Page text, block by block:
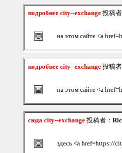
подробнее city--exchange 投稿者
на этом сайте <a
подробнее city--exchange 投稿者
на этом сайте <a
сюда city--exchange 投稿者：
здесь <a href=https://